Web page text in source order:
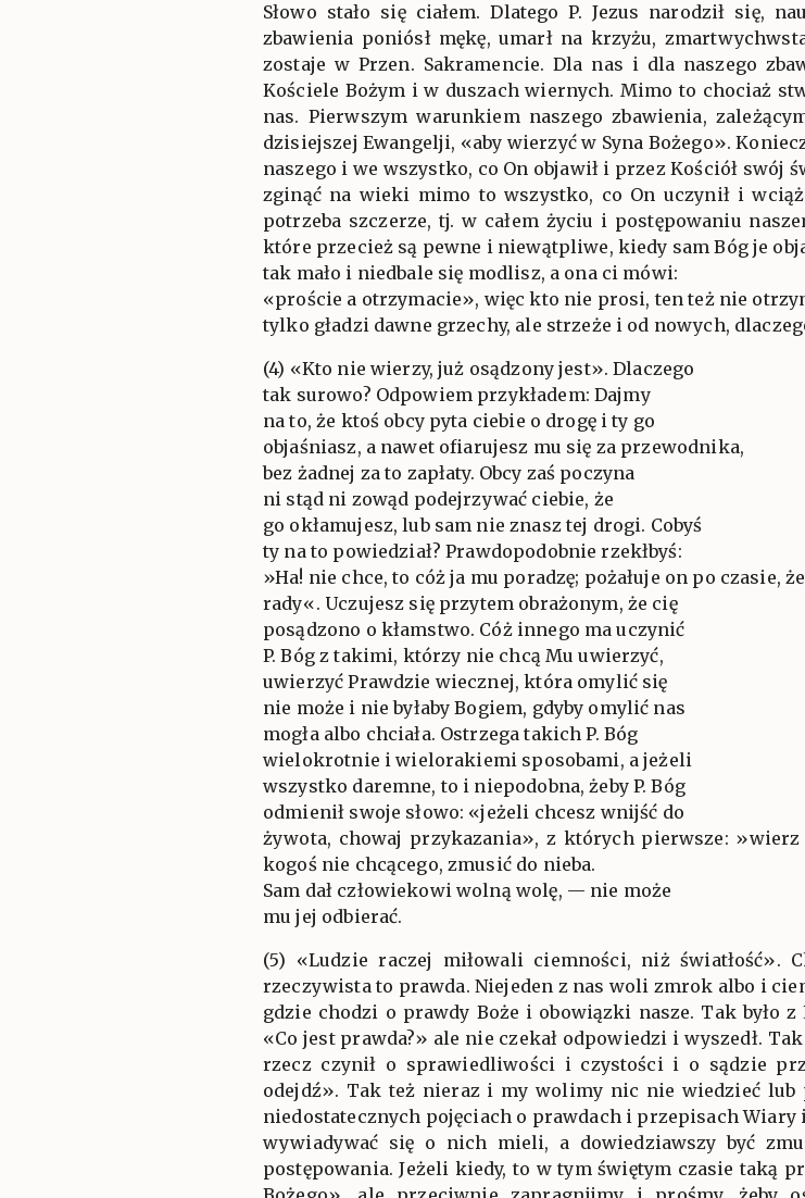
Słowo stało się ciałem. Dlatego P. Jezus narodził się,
zbawienia poniósł mękę, umarł na krzyżu,
zostaje w Przen. Sakramencie. Dla nas i dla naszego
Kościele Bożym i w duszach wiernych. Mimo to chociaż
nas. Pierwszym warunkiem naszego zbawienia,
dzisiejszej Ewangelji, «aby wierzyć w Syna Bożego».
naszego i we wszystko, co On objawił i przez Kościół swój
zginąć na wieki mimo to wszystko, co On uczynił i
potrzeba szczerze, tj. w całem życiu i postępowaniu
które przecież są pewne i niewątpliwe, kiedy sam Bóg je
tak mało i niedbale się modlisz, a ona ci mówi:
«proście a otrzymacie», więc kto nie prosi, ten też nie
tylko gładzi dawne grzechy, ale strzeże i od nowych,
(4) «Kto nie wierzy, już osądzony jest». Dlaczego
tak surowo? Odpowiem przykładem: Dajmy
na to, że ktoś obcy pyta ciebie o drogę i ty go
objaśniasz, a nawet ofiarujesz mu się za przewodnika,
bez żadnej za to zapłaty. Obcy zaś poczyna
ni stąd ni zowąd podejrzywać ciebie, że
go okłamujesz, lub sam nie znasz tej drogi. Cobyś
ty na to powiedział? Prawdopodobnie rzekłbyś:
»Ha! nie chce, to cóż ja mu poradzę; pożałuje on po czasie,
rady«. Uczujesz się przytem obrażonym, że cię
posądzono o kłamstwo. Cóż innego ma uczynić
P. Bóg z takimi, którzy nie chcą Mu uwierzyć,
uwierzyć Prawdzie wiecznej, która omylić się
nie może i nie byłaby Bogiem, gdyby omylić nas
mogła albo chciała. Ostrzega takich P. Bóg
wielokrotnie i wielorakiemi sposobami, a jeżeli
wszystko daremne, to i niepodobna, żeby P. Bóg
odmienił swoje słowo: «jeżeli chcesz wnijść do
żywota, chowaj przykazania», z których pierwsze: »wierz
kogoś nie chcącego, zmusić do nieba.
Sam dał człowiekowi wolną wolę, — nie może
mu jej odbierać.
(5) «Ludzie raczej miłowali ciemności, niż światłość».
rzeczywista to prawda. Niejeden z nas woli zmrok albo i
gdzie chodzi o prawdy Boże i obowiązki nasze. Tak było z
«Co jest prawda?» ale nie czekał odpowiedzi i wyszedł.
rzecz czynił o sprawiedliwości i czystości i o sądzie
odejdź». Tak też nieraz i my wolimy nic nie wiedzieć lub
niedostatecznych pojęciach o prawdach i przepisach Wiary
wywiadywać się o nich mieli, a dowiedziawszy być
postępowania. Jeżeli kiedy, to w tym świętym czasie taką